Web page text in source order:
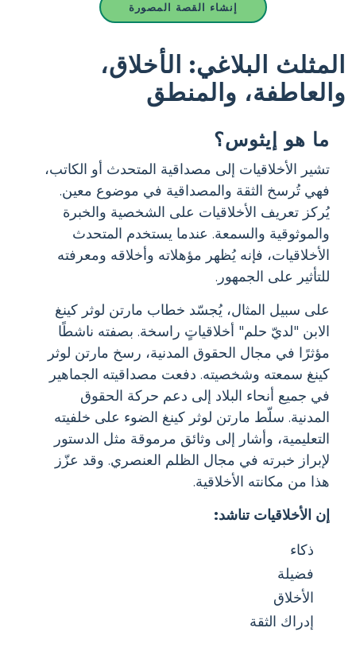
إنشاء القصة المصورة
المثلث البلاغي: الأخلاق،
والعاطفة، والمنطق
ما هو إيثوس؟
تشير الأخلاقيات إلى مصداقية المتحدث أو الكاتب،
فهي تُرسخ الثقة والمصداقية في موضوع معين.
يُركز تعريف الأخلاقيات على الشخصية والخبرة
والموثوقية والسمعة. عندما يستخدم المتحدث
الأخلاقيات، فإنه يُظهر مؤهلاته وأخلاقه ومعرفته
للتأثير على الجمهور.
على سبيل المثال، يُجسّد خطاب مارتن لوثر كينغ
الابن "لديّ حلم" أخلاقياتٍ راسخة. بصفته ناشطًا
مؤثرًا في مجال الحقوق المدنية، رسخ مارتن لوثر
كينغ سمعته وشخصيته. دفعت مصداقيته الجماهير
في جميع أنحاء البلاد إلى دعم حركة الحقوق
المدنية. سلّط مارتن لوثر كينغ الضوء على خلفيته
التعليمية، وأشار إلى وثائق مرموقة مثل الدستور
لإبراز خبرته في مجال الظلم العنصري. وقد عزّز
هذا من مكانته الأخلاقية.
إن الأخلاقيات تناشد:
ذكاء
فضيلة
الأخلاق
إدراك الثقة